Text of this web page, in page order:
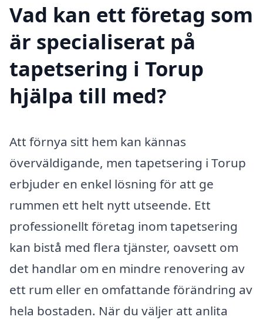
Vad kan ett företag som
är specialiserat på
tapetsering i Torup
hjälpa till med?
Att förnya sitt hem kan kännas
överväldigande, men tapetsering i Torup
erbjuder en enkel lösning för att ge
rummen ett helt nytt utseende. Ett
professionellt företag inom tapetsering
kan bistå med flera tjänster, oavsett om
det handlar om en mindre renovering av
ett rum eller en omfattande förändring av
hela bostaden. När du väljer att anlita